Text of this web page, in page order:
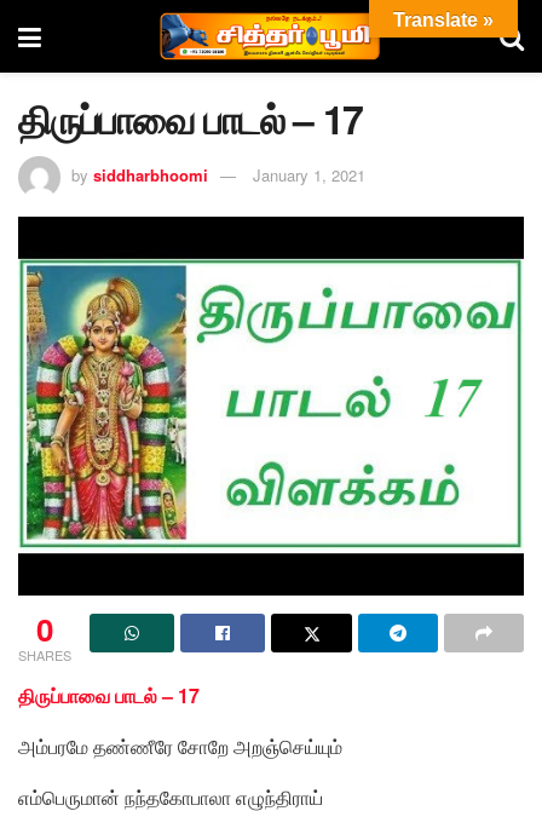
திருப்பாவை பாடல் – 17
by siddharbhoomi January 1, 2021
0
SHARES
திருப்பாவை பாடல் – 17
அம்பரமே தண்ணீரே சோறே அறஞ்செய்யும்
எம்பெருமான் நந்தகோபாலா எழுந்திராய்
Translate »